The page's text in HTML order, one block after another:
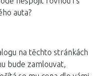
auta?
na těchto stránkách
bude zamlouvat,